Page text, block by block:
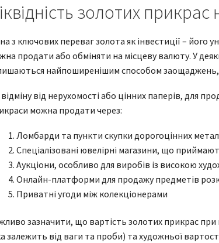
золотих
з ключових переваг золота як інвестиції – його
продати або обміняти на місцеву валюту. У
найпоширенішим способом заощаджень,
від нерухомості або цінних паперів, для
можна продати через:
Ломбарди та пункти скупки дорогоцінних
Спеціалізовані ювелірні магазини, що
Аукціони, особливо для виробів із високою
Онлайн-платформи для продажу предметів
Приватні угоди між колекціонерами
зазначити, що вартість золотих прикрас
залежить від ваги та проби) та художньої